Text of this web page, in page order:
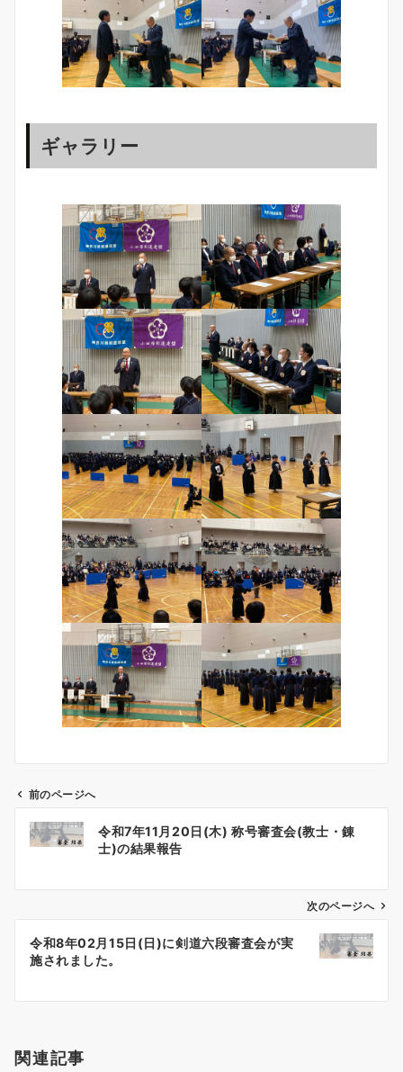
ギャラリー
ビ
ン
前のページへ
令和7年11月20日(木) 称号審査会(教士・錬
士)の結果報告
次のページへ
令和8年02月15日(日)に剣道六段審査会が実
施されました。
関連記事